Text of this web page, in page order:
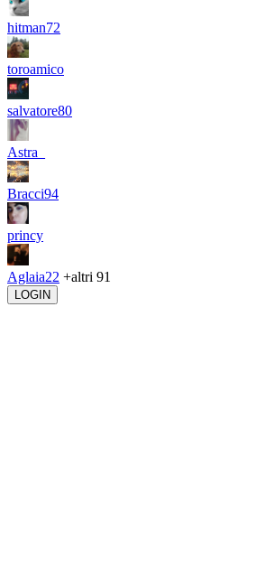
hitman72
toroamico
salvatore80
Astra_
Bracci94
princy
Aglaia22 +altri 91
LOGIN